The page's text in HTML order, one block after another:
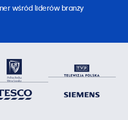
wśród liderów branży